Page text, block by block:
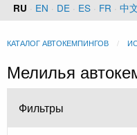
RU · EN · DE · ES · FR · 中
КАТАЛОГ АВТОКЕМПИНГОВ
Мелилья
Фильтры